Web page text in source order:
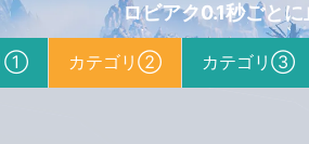
ロビアク0.1秒ごと
① カテゴリ② カテゴリ③